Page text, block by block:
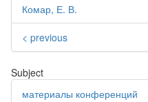
Комар, Е. В.
< previous
Subject
материалы конференций